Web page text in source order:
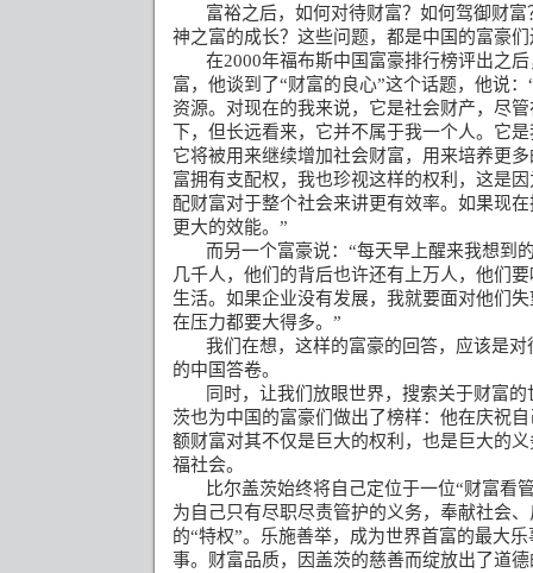
富裕之后，如何对待财富？如何驾御财
神之富的成长？这些问题，都是中国的富豪
在2000年福布斯中国富豪排行榜评出之
富，他谈到了“财富的良心”这个话题，他说：
资源。对现在的我来说，它是社会财产，尽
下，但长远看来，它并不属于我一个人。它
它将被用来继续增加社会财富，用来培养更
富拥有支配权，我也珍视这样的权利，这是
配财富对于整个社会来讲更有效率。如果现
更大的效能。 ”
而另一个富豪说： “每天早上醒来我想到
几千人，他们的背后也许还有上万人，他们
生活。如果企业没有发展，我就要面对他们
在压力都要大得多。 ”
我们在想，这样的富豪的回答，应该是
的中国答卷。
同时，让我们放眼世界，搜索关于财富
茨也为中国的富豪们做出了榜样：他在庆祝自
额财富对其不仅是巨大的权利，也是巨大的
福社会。
比尔盖茨始终将自己定位于一位“财富看
为自己只有尽职尽责管护的义务，奉献社会
的“特权”。乐施善举，成为世界首富的最大
事。财富品质，因盖茨的慈善而绽放出了道